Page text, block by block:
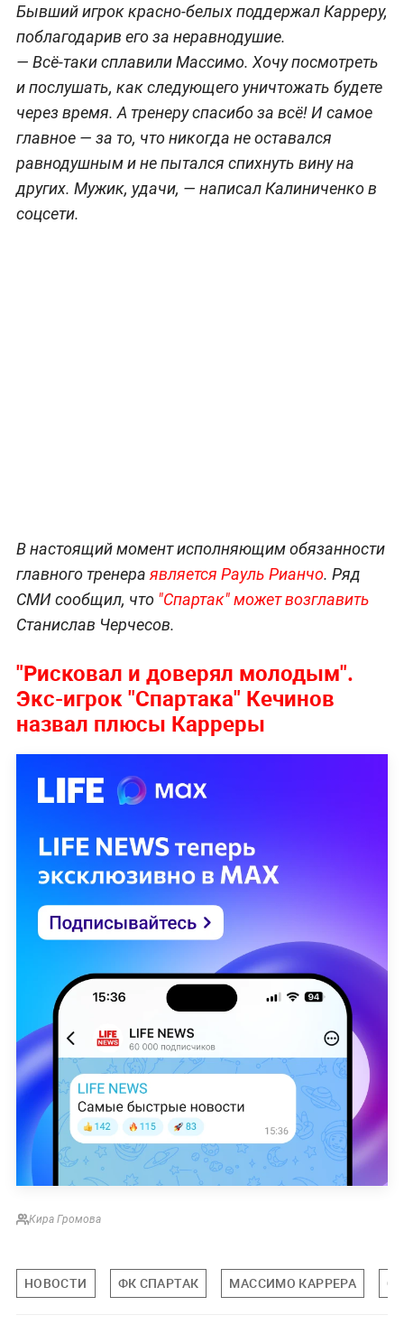
Бывший игрок красно-белых поддержал Карреру,
поблагодарив его за неравнодушие.
— Всё-таки сплавили Массимо. Хочу посмотреть
и послушать, как следующего уничтожать будете
через время. А тренеру спасибо за всё! И самое
главное — за то, что никогда не оставался
равнодушным и не пытался спихнуть вину на
других. Мужик, удачи, — написал Калиниченко в
соцсети.
В настоящий момент исполняющим обязанности
главного тренера является Рауль Рианчо. Ряд
СМИ сообщил, что "Спартак" может возглавить
Станислав Черчесов.
"Рисковал и доверял молодым".
Экс-игрок "Спартака" Кечинов
назвал плюсы Карреры
Кира Громова
НОВОСТИ ФК СПАРТАК МАССИМО КАРРЕРА